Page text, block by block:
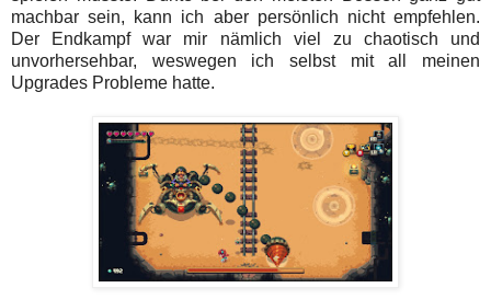
machbar sein, kann ich aber persönlich nicht empfehlen.
Der Endkampf war mir nämlich viel zu chaotisch und
unvorhersehbar, weswegen ich selbst mit all meinen
Upgrades Probleme hatte.